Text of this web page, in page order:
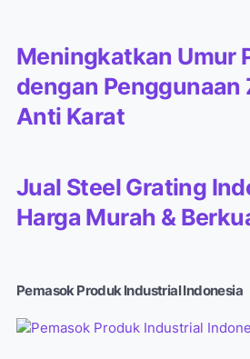
Meningkatkan Umur
dengan Penggunaan
Anti Karat
Jual Steel Grating
Harga Murah &
Pemasok Produk Industrial Indonesia